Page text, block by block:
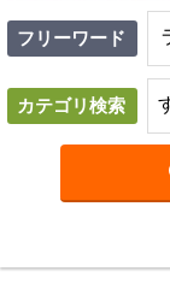
フリーワード
カテゴリ検索